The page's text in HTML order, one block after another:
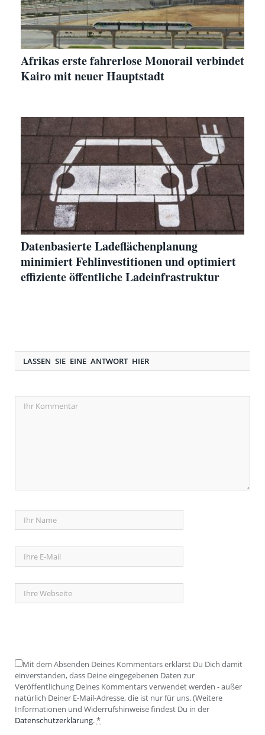
Afrikas erste fahrerlose Monorail verbindet
Kairo mit neuer Hauptstadt
Datenbasierte Ladeflächenplanung
minimiert Fehlinvestitionen und optimiert
effiziente öffentliche Ladeinfrastruktur
LASSEN SIE EINE ANTWORT HIER
Mit dem Absenden Deines Kommentars erklärst Du Dich damit
einverstanden, dass Deine eingegebenen Daten zur
Veröffentlichung Deines Kommentars verwendet werden - außer
natürlich Deiner E-Mail-Adresse, die ist nur für uns. (Weitere
Informationen und Widerrufshinweise findest Du in der
Datenschutzerklärung.*